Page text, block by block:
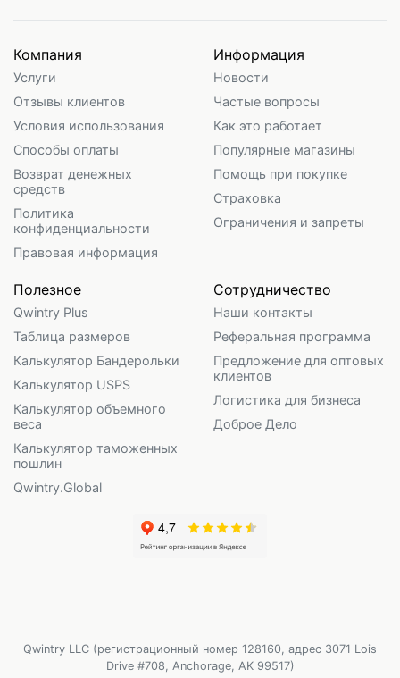
Компания
Услуги
Отзывы клиентов
Условия использования
Способы оплаты
Возврат денежных
средств
Политика
конфиденциальности
Правовая информация
Информация
Новости
Частые вопросы
Как это работает
Популярные магазины
Помощь при покупке
Страховка
Ограничения и запреты
Полезное
Qwintry Plus
Таблица размеров
Калькулятор Бандерольки
Калькулятор USPS
Калькулятор объемного
веса
Калькулятор таможенных
пошлин
Qwintry.Global
Сотрудничество
Наши контакты
Реферальная программа
Предложение для оптовых
клиентов
Логистика для бизнеса
Доброе Дело
Qwintry LLC (регистрационный номер 128160, адрес 3071 Lois
Drive #708, Anchorage, AK 99517)